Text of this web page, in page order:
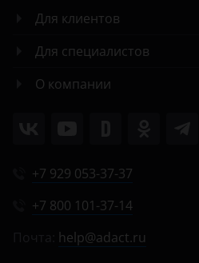
Для клиентов
Для специалистов
О компании
+7 929 053-37-37
+7 800 101-37-14
help@adact.ru